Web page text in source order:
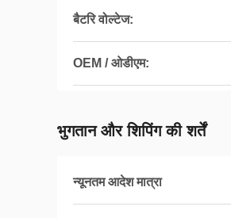
बैटरि वोल्टेज:
OEM / ओडीएम:
भुगतान और शिपिंग की शर्तें
न्यूनतम आदेश मात्रा